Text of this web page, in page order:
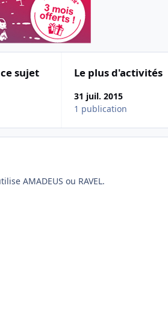
sujet Le plus d'activités
31 juil. 2015
1 publication
AMADEUS ou RAVEL.